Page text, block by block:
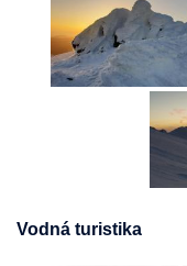
Vodná turistika